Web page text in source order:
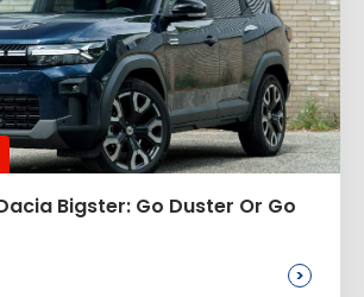
Bigster: Go Duster Or Go
>